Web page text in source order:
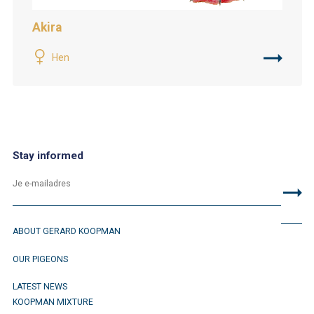
Akira
Hen
Stay informed
ABOUT GERARD KOOPMAN
OUR PIGEONS
LATEST NEWS
KOOPMAN MIXTURE